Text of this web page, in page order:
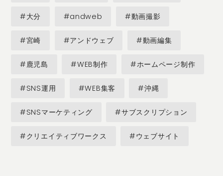
#大分 #andweb #動画撮影
#宮崎 #アンドウェブ #動画編集
#鹿児島 #WEB制作 #ホームページ制作
#SNS運用 #WEB集客 #沖縄
#SNSマーケティング #サブスクリプション
#クリエイティブワークス #ウェブサイト